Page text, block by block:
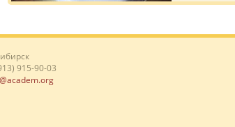
915-90-03